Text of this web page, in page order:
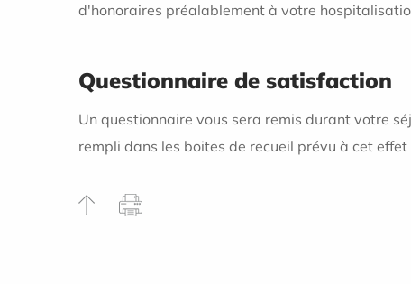
d'honoraires préalablement à votre
Questionnaire de satisfaction
Un questionnaire vous sera remis durant votre
rempli dans les boites de recueil prévu à cet